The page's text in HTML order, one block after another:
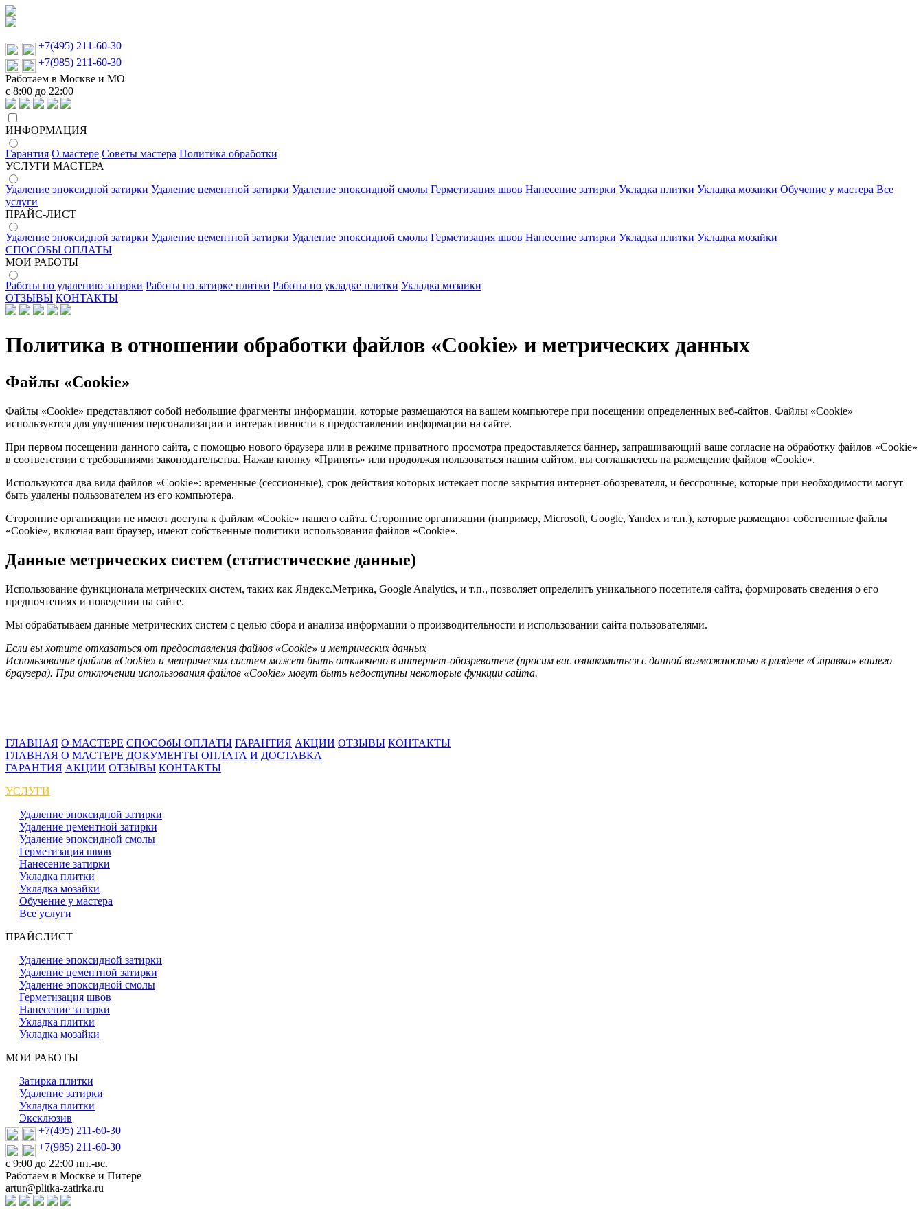
+7(495) 211-60-30
+7(985) 211-60-30
Работаем в Москве и МО
с 8:00 до 22:00
ИНФОРМАЦИЯ
Гарантия О мастере Советы мастера Политика обработки
УСЛУГИ МАСТЕРА
Удаление эпоксидной затирки Удаление цементной затирки Удаление эпоксидной смолы Герметизация швов Нанесение затирки Укладка плитки Укладка мозаики Обучение у мастера Все
услуги
ПРАЙС-ЛИСТ
Удаление эпоксидной затирки Удаление цементной затирки Удаление эпоксидной смолы Герметизация швов Нанесение затирки Укладка плитки Укладка мозайки
СПОСОБЫ ОПЛАТЫ
МОИ РАБОТЫ
Работы по удалению затирки Работы по затирке плитки Работы по укладке плитки Укладка мозаики
ОТЗЫВЫ КОНТАКТЫ
Политика в отношении обработки файлов «Cookie» и метрических данных
Файлы «Cookie»
Файлы «Cookie» представляют собой небольшие фрагменты информации, которые размещаются на вашем компьютере при посещении определенных веб-сайтов. Файлы «Cookie»
используются для улучшения персонализации и интерактивности в предоставлении информации на сайте.
При первом посещении данного сайта, с помощью нового браузера или в режиме приватного просмотра предоставляется баннер, запрашивающий ваше согласие на обработку файлов «Cookie»
в соответствии с требованиями законодательства. Нажав кнопку «Принять» или продолжая пользоваться нашим сайтом, вы соглашаетесь на размещение файлов «Cookie».
Используются два вида файлов «Cookie»: временные (сессионные), срок действия которых истекает после закрытия интернет-обозревателя, и бессрочные, которые при необходимости могут
быть удалены пользователем из его компьютера.
Сторонние организации не имеют доступа к файлам «Cookie» нашего сайта. Сторонние организации (например, Microsoft, Google, Yandex и т.п.), которые размещают собственные файлы
«Cookie», включая ваш браузер, имеют собственные политики использования файлов «Cookie».
Данные метрических систем (статистические данные)
Использование функционала метрических систем, таких как Яндекс.Метрика, Google Analytics, и т.п., позволяет определить уникального посетителя сайта, формировать сведения о его
предпочтениях и поведении на сайте.
Мы обрабатываем данные метрических систем с целью сбора и анализа информации о производительности и использовании сайта пользователями.
Если вы хотите отказаться от предоставления файлов «Cookie» и метрических данных
Использование файлов «Cookie» и метрических систем может быть отключено в интернет-обозревателе (просим вас ознакомиться с данной возможностью в разделе «Справка» вашего
браузера). При отключении использования файлов «Cookie» могут быть недоступны некоторые функции сайта.
ГЛАВНАЯ О МАСТЕРЕ СПОСОбЫ ОПЛАТЫ ГАРАНТИЯ АКЦИИ ОТЗЫВЫ КОНТАКТЫ
ГЛАВНАЯ О МАСТЕРЕ ДОКУМЕНТЫ ОПЛАТА И ДОСТАВКА
ГАРАНТИЯ АКЦИИ ОТЗЫВЫ КОНТАКТЫ
УСЛУГИ
Удаление эпоксидной затирки
Удаление цементной затирки
Удаление эпоксидной смолы
Герметизация швов
Нанесение затирки
Укладка плитки
Укладка мозайки
Обучение у мастера
Все услуги
ПРАЙСЛИСТ
Удаление эпоксидной затирки
Удаление цементной затирки
Удаление эпоксидной смолы
Герметизация швов
Нанесение затирки
Укладка плитки
Укладка мозайки
МОИ РАБОТЫ
Затирка плитки
Удаление затирки
Укладка плитки
Эксклюзив
+7(495) 211-60-30
+7(985) 211-60-30
с 9:00 до 22:00 пн.-вс.
Работаем в Москве и Питере
artur@plitka-zatirka.ru